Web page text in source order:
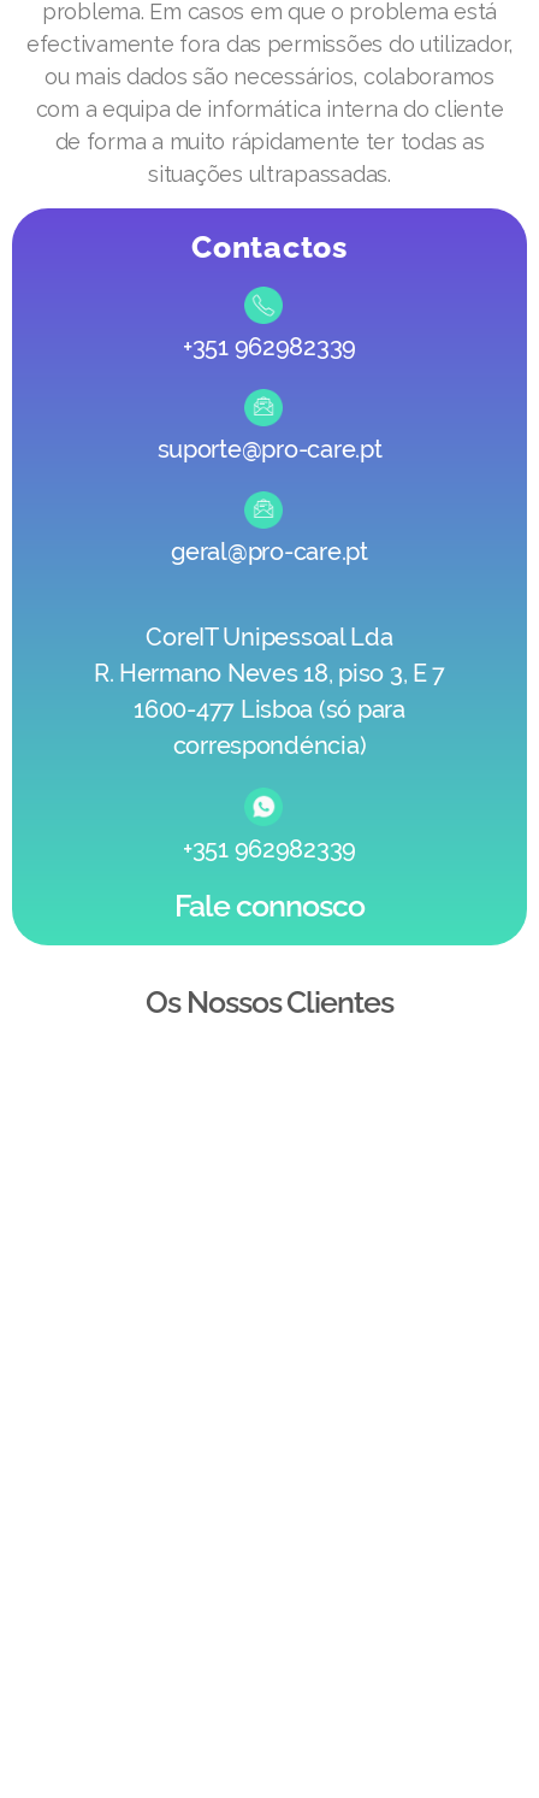
problema. Em casos em que o problema está
efectivamente fora das permissões do utilizador,
ou mais dados são necessários, colaboramos
com a equipa de informática interna do cliente
de forma a muito rápidamente ter todas as
situações ultrapassadas.
Contactos
+351 962982339
suporte@pro-care.pt
geral@pro-care.pt
CoreIT Unipessoal Lda
R. Hermano Neves 18, piso 3, E 7
1600-477 Lisboa (só para
correspondéncia)
+351 962982339
Fale connosco
Os Nossos Clientes